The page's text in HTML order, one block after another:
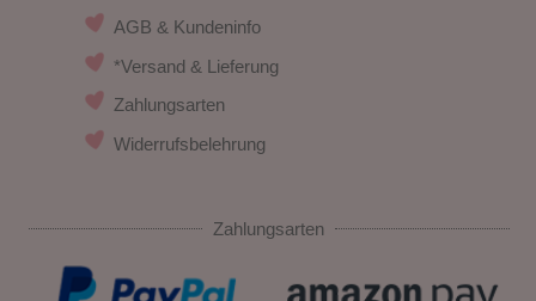
AGB & Kundeninfo
*Versand & Lieferung
Zahlungsarten
Widerrufsbelehrung
Zahlungsarten